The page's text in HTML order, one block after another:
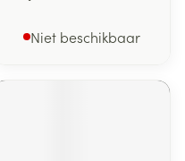
Niet beschikbaar